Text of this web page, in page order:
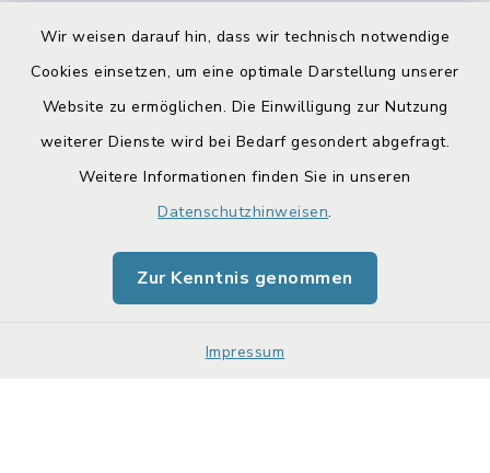
Wir weisen darauf hin, dass wir technisch notwendige
Cookies einsetzen, um eine optimale Darstellung unserer
Website zu ermöglichen. Die Einwilligung zur Nutzung
weiterer Dienste wird bei Bedarf gesondert abgefragt.
Weitere Informationen finden Sie in unseren
Datenschutzhinweisen.
Zur Kenntnis genommen
Impressum
Barrierefreiheit
Impressum
Sitemap